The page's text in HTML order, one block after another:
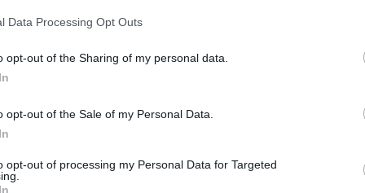
Data Processing Opt Outs
opt-out of the Sharing of my personal data.
opt-out of the Sale of my Personal Data.
opt-out of processing my Personal Data for Targeted